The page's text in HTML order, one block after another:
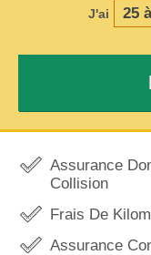
J'ai
Assurance
Collision
Frais De
Assurance